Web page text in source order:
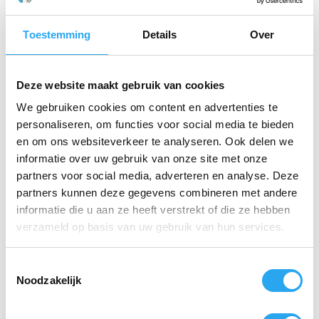
Toestemming Details Over
Deze website maakt gebruik van cookies
We gebruiken cookies om content en advertenties te
personaliseren, om functies voor social media te bieden
en om ons websiteverkeer te analyseren. Ook delen we
informatie over uw gebruik van onze site met onze
partners voor social media, adverteren en analyse. Deze
partners kunnen deze gegevens combineren met andere
informatie die u aan ze heeft verstrekt of die ze hebben
verzameld op basis van uw gebruik van hun services.
Noodzakelijk
droge ingrediënten of melkproducten, verkleint u de
Belangrijkste specificaties:
Materiaal:Roestvrij staal en Polypropyleen.
Afmetingen:235 x 100 mm.
Kenmerken:Afgeronde hoeken en
ergonomische vingergreep.
Reiniging:
Vaatwasserbestendig en eenvoudig te
desinfecteren.
Gerelateerde producten